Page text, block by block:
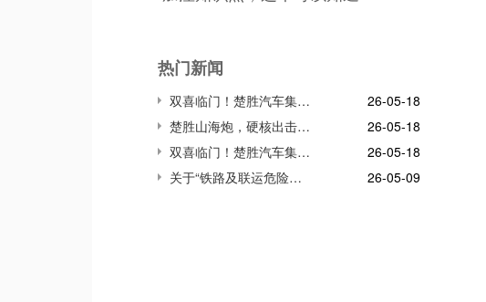
热门新闻
双喜临门！楚胜汽车集团连获市、区两级高质量发展殊荣，董事长董鸣勇荣获突出贡献企业家称号
26-05-18
楚胜山海炮，硬核出击!雪域高原生命防线，我们并肩守护!
26-05-18
双喜临门！楚胜汽车集团连获市、区两级高质量发展殊荣，董事长董鸣勇荣获突出贡献企业家称号
26-05-18
关于“铁路及联运危险货物储运装备关键技术与应用”项目
26-05-09